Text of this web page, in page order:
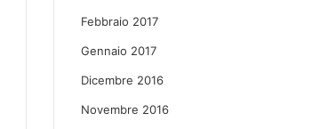
Febbraio 2017
Gennaio 2017
Dicembre 2016
Novembre 2016